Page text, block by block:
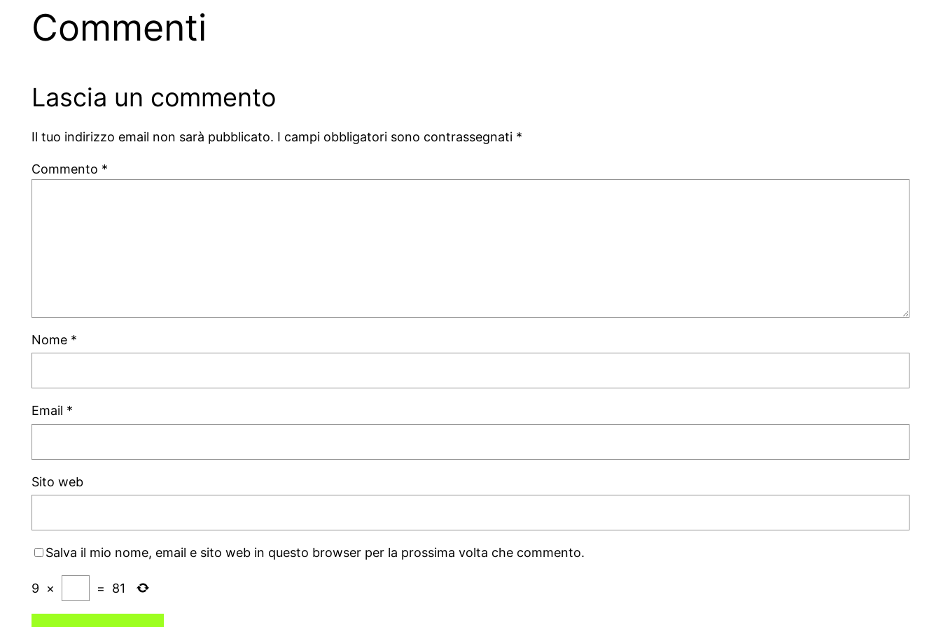
Commenti
Lascia un commento
Il tuo indirizzo email non sarà pubblicato. I campi obbligatori sono contrassegnati *
Commento *
Nome *
Email *
Sito web
Salva il mio nome, email e sito web in questo browser per la prossima volta che commento.
9 × = 81